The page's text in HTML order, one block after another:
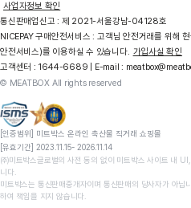
상세정보 더보기
사업자정보 확인
통신판매업신고 : 제 2021-서울강남-04128호
NICEPAY 구매안전서비스 : 고객님 안전거래를 위해
안전서비스)를 이용하실 수 있습니다. 가입사실 확인
고객센터 : 1644-6689 | E-mail :
© MEATBOX All rights reserved
[인증범위] 미트박스 온라인 축산물 직거래 쇼핑몰
[유효기간] 2023.11.15- 2026.11.14
㈜미트박스글로벌의 사전 동의 없이 미트박스 사이트 내
니다.
미트박스는 통신판매중개자이며 통신판매의 당사자가 아닙
하여 책임을 지지 않습니다.